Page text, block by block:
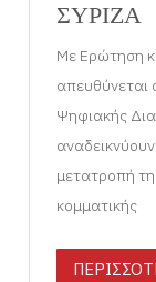
ΣΥΡΙΖΑ
Με Ερώτηση
απευθύνεται
Ψηφιακής
μετατροπή
κομματικής